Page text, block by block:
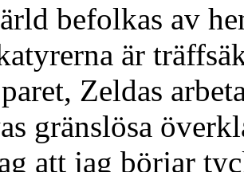
befolkas av
är
Zeldas
gränslösa
att jag börjar